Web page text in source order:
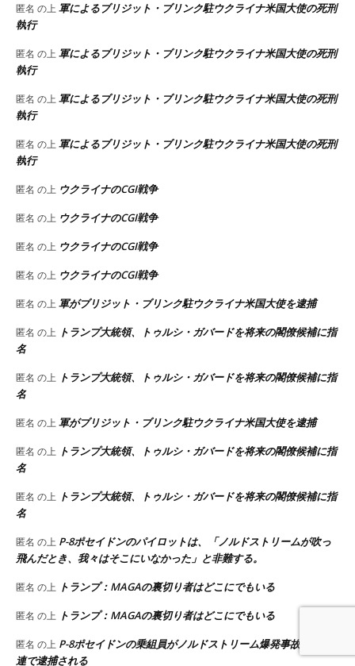
匿名 の上軍によるブリジット・ブリンク駐ウクライナ米国大使の死刑
執行
匿名 の上軍によるブリジット・ブリンク駐ウクライナ米国大使の死刑
執行
匿名 の上軍によるブリジット・ブリンク駐ウクライナ米国大使の死刑
執行
匿名 の上軍によるブリジット・ブリンク駐ウクライナ米国大使の死刑
執行
匿名 の上 ウクライナのCGI戦争
匿名 の上 ウクライナのCGI戦争
匿名 の上 ウクライナのCGI戦争
匿名 の上 ウクライナのCGI戦争
匿名 の上軍がブリジット・ブリンク駐ウクライナ米国大使を逮捕
匿名 の上 トランプ大統領、トゥルシ・ガバードを将来の閣僚候補に指
名
匿名 の上 トランプ大統領、トゥルシ・ガバードを将来の閣僚候補に指
名
匿名 の上軍がブリジット・ブリンク駐ウクライナ米国大使を逮捕
匿名 の上 トランプ大統領、トゥルシ・ガバードを将来の閣僚候補に指
名
匿名 の上 トランプ大統領、トゥルシ・ガバードを将来の閣僚候補に指
名
匿名 の上 P-8ポセイドンのパイロットは、「ノルドストリームが吹っ
飛んだとき、我々はそこにいなかった」と非難する。
匿名 の上 トランプ：MAGAの裏切り者はどこにでもいる
匿名 の上 トランプ：MAGAの裏切り者はどこにでもいる
匿名 の上 P-8ポセイドンの乗組員がノルドストリーム爆発事故との関
連で逮捕される